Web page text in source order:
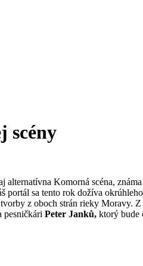
scény
alternatívna Komorná scéna,
portál sa tento rok dožíva
z oboch strán rieky Moravy.
pesničkári Peter Janků, ktorý bude